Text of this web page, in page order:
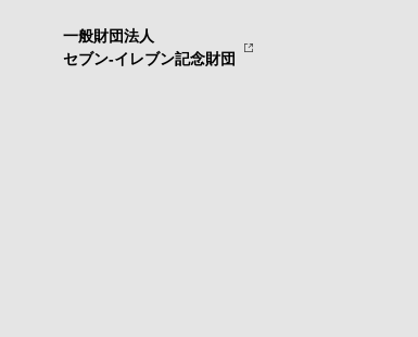
一般財団法人
セブン-イレブン記念財団